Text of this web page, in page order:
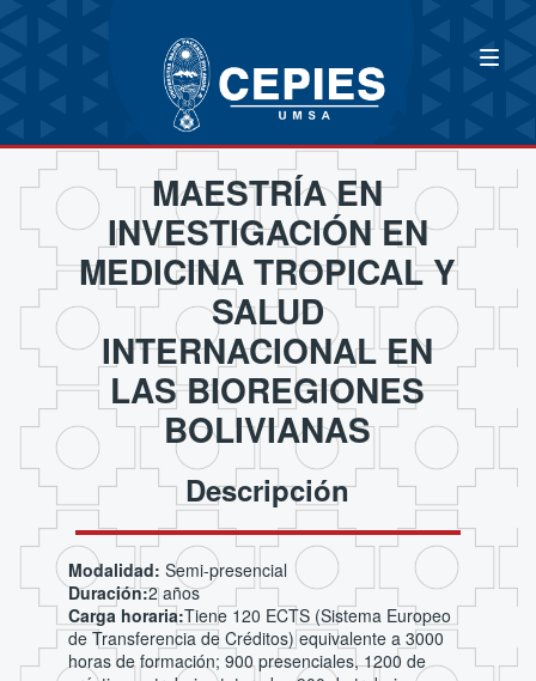
MAESTRÍA EN
INVESTIGACIÓN EN
MEDICINA TROPICAL Y
SALUD
INTERNACIONAL EN
LAS BIOREGIONES
BOLIVIANAS
Descripción
Modalidad: Semi-presencial
Duración:2 años
Carga horaria:Tiene 120 ECTS (Sistema Europeo
de Transferencia de Créditos) equivalente a 3000
horas de formación; 900 presenciales, 1200 de